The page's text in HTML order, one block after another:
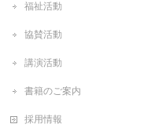
福祉活動
協賛活動
講演活動
書籍のご案内
採用情報